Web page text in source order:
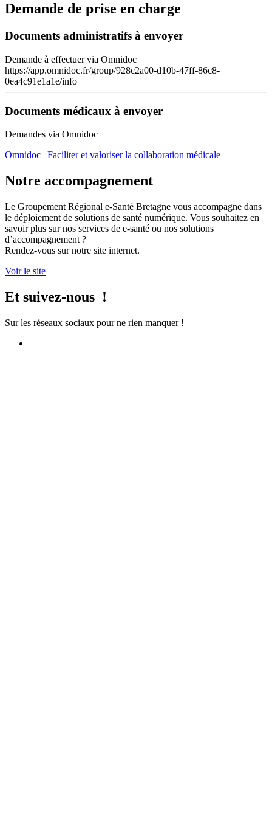
Demande de prise en charge
Documents administratifs à envoyer
Demande à effectuer via Omnidoc
https://app.omnidoc.fr/group/928c2a00-d10b-47ff-86c8-
0ea4c91e1a1e/info
Documents médicaux à envoyer
Demandes via Omnidoc
Omnidoc | Faciliter et valoriser la collaboration médicale
Notre accompagnement
Le Groupement Régional e-Santé Bretagne vous accompagne dans
le déploiement de solutions de santé numérique. Vous souhaitez en
savoir plus sur nos services de e-santé ou nos solutions
d’accompagnement ?
Rendez-vous sur notre site internet.
Voir le site
Et suivez-nous !
Sur les réseaux sociaux pour ne rien manquer !